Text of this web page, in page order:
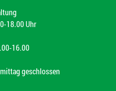
18.00 Uhr
16.00
geschlossen